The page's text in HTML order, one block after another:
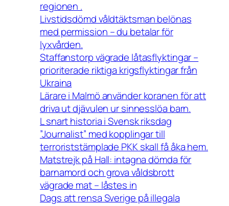
regionen .
Livstidsdömd våldtäktsman belönas
med permission – du betalar för
lyxvården.
Staffanstorp vägrade låtasflyktingar –
prioriterade riktiga krigsflyktingar från
Ukraina
Lärare i Malmö använder koranen för att
driva ut djävulen ur sinnesslöa barn.
L snart historia i Svensk riksdag
”Journalist” med kopplingar till
terroriststämplade PKK skall få åka hem.
Matstrejk på Hall: intagna dömda för
barnamord och grova våldsbrott
vägrade mat – låstes in
Dags att rensa Sverige på illegala